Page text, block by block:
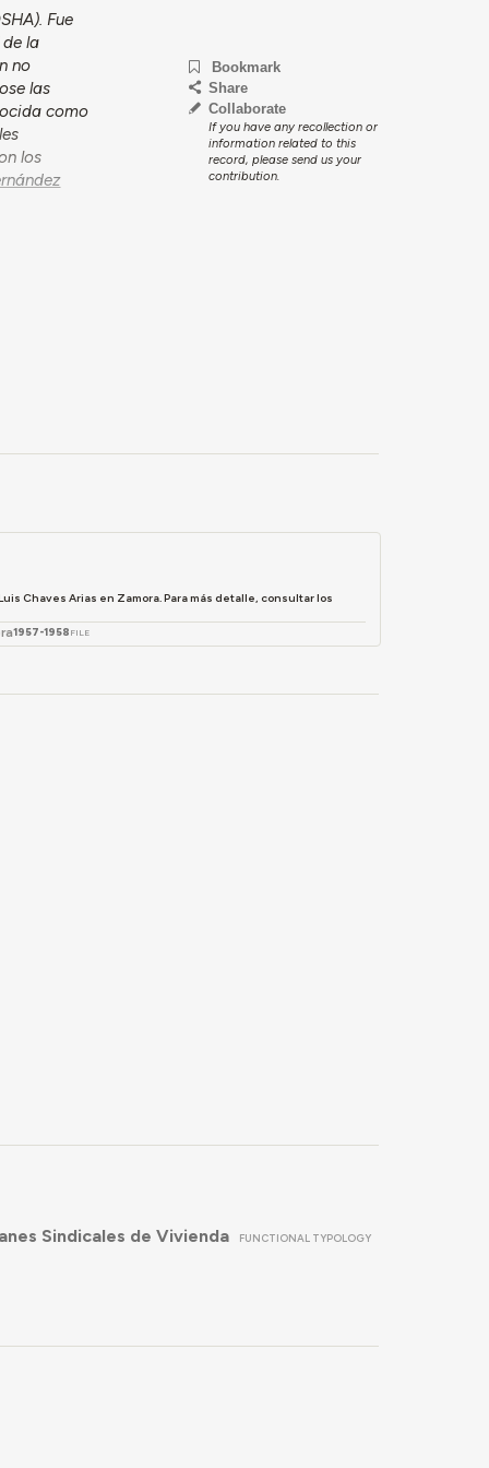
Fue
la
no
las
como
los
Bookmark
Share
Collaborate
If you have any recollection or
information related to this
record, please send us your
contribution.
Chaves Arias en Zamora. Para más detalle, consultar los
1957-1958 FILE
Sindicales de Vivienda FUNCTIONAL TYPOLOGY